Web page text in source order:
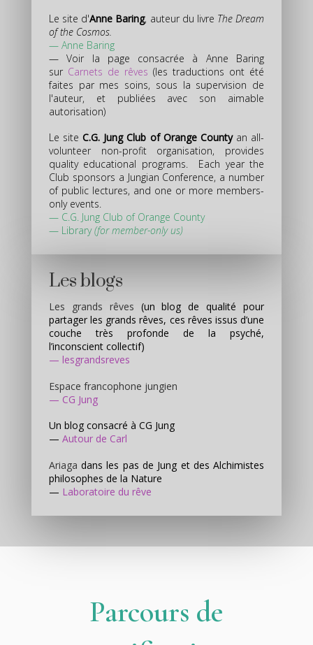
Le site d'Anne Baring, auteur du livre The Dream
of the Cosmos.
— Anne Baring
— Voir la page consacrée à Anne Baring
sur Carnets de rêves (les traductions ont été
faites par mes soins, sous la supervision de
l'auteur, et publiées avec son aimable
autorisation)
Le siteC.G. Jung Club of Orange County an all-
volunteer non-profit organisation, provides
quality educational programs. Each year the
Club sponsors a Jungian Conference, a number
of public lectures, and one or more members-
only events.
— C.G. Jung Club of Orange County
— Library (for member-only us)
Les blogs
Les grands rêves (un blog de qualité pour
partager les grands rêves, ces rêves issus d’une
couche très profonde de la psyché,
l’inconscient collectif)
— lesgrandsreves
Espace francophone jungien
— CG Jung
Un blog consacré à CG Jung
— Autour de Carl
Ariaga dans les pas de Jung et des Alchimistes
philosophes de la Nature
— Laboratoire du rêve
Parcours de